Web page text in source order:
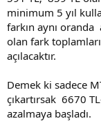
minimum 5 yıl
farkın aynı oranda
olan fark
açılacaktır.
Demek ki sadece
çıkartırsak 6670
azalmaya başladı.